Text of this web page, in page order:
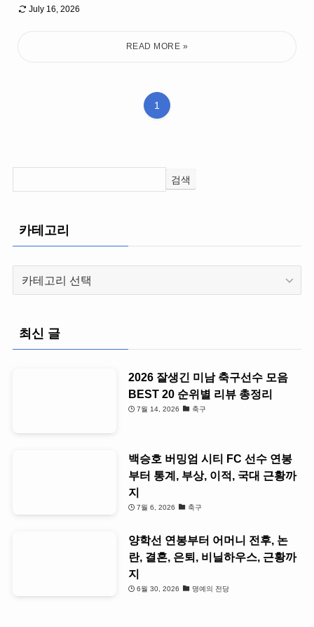
July 16, 2026
1
검색
카테고리
리
최신 글
2026 잘생긴 미남 축구선수 모음
BEST 20 순위별 리뷰 총정리
7월 14, 2026 축구
백승호 버밍엄 시티 FC 선수 연봉
부터 통계, 부상, 이적, 국대 근황까
지
7월 6, 2026 축구
양학선 연봉부터 어머니 전후, 논
란, 결혼, 은퇴, 비닐하우스, 근황까
지
6월 30, 2026 명예의 전당